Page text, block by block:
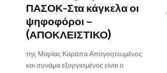
ΠΑΣΟΚ-Στα κάγκελα οι
ψηφοφόροι –
(ΑΠΟΚΛΕΙΣΤΙΚΟ)
της Μαρίας Καράπα Απογοητευμένος
και συνάμα εξοργισμένος είναι ο